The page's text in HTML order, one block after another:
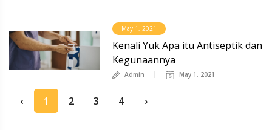
May 1, 2021
Kenali Yuk Apa itu Antiseptik dan
Kegunaannya
Admin May 1, 2021
‹ 1 2 3 4 ›